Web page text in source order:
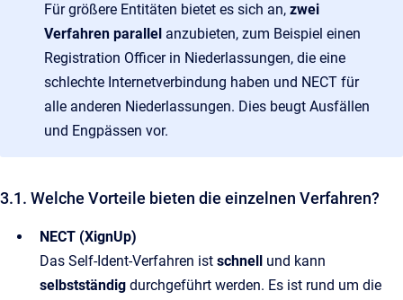
Für größere Entitäten bietet es sich an, zwei
Verfahren parallel anzubieten, zum Beispiel einen
Registration Officer in Niederlassungen, die eine
schlechte Internetverbindung haben und NECT für
alle anderen Niederlassungen. Dies beugt Ausfällen
und Engpässen vor.
3.1. Welche Vorteile bieten die einzelnen Verfahren?
NECT (XignUp)
Das Self-Ident-Verfahren ist schnell und kann
selbstständig durchgeführt werden. Es ist rund um die